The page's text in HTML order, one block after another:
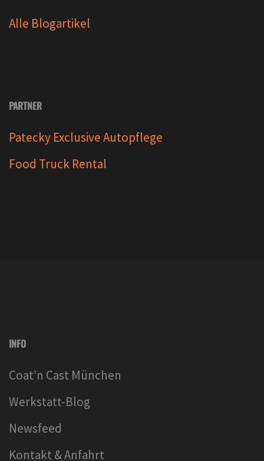
Alle Blogartikel
PARTNER
Patecky Exclusive Autopflege
Food Truck Rental
INFO
Coat’n Cast München
Werkstatt-Blog
Newsfeed
Kontakt & Anfahrt